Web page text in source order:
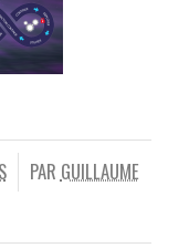
PAR GUILLAUME